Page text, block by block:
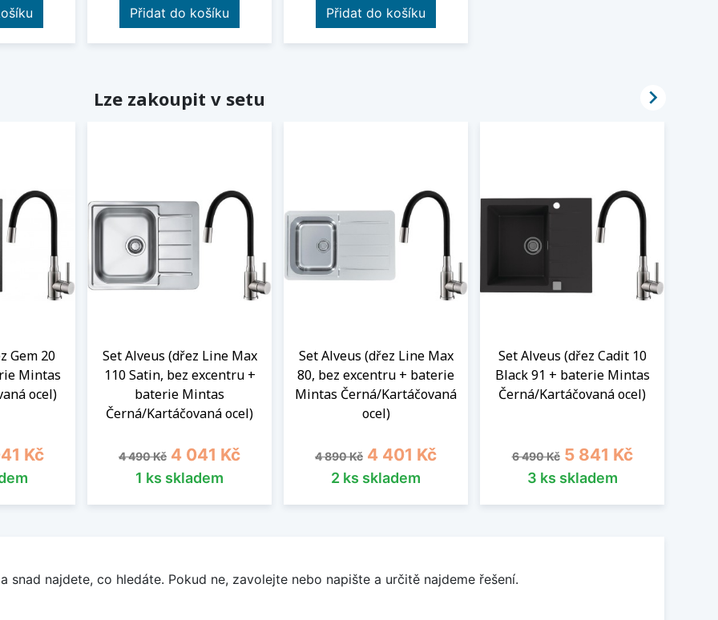
Přidat do košíku Přidat do košíku
Lze zakoupit v setu
Gem 20
Mintas
ocel)
Kč
Set Alveus (dřez Line Max
110 Satin, bez excentru +
baterie Mintas
Černá/Kartáčovaná ocel)
Běžná cena
4 490 Kč Cena
4 041 Kč
1 ks skladem
Set Alveus (dřez Line Max
80, bez excentru + baterie
Mintas Černá/Kartáčovaná
ocel)
Běžná cena
4 890 Kč Cena
4 401 Kč
2 ks skladem
Set Alveus (dřez Cadit 10
Black 91 + baterie Mintas
Černá/Kartáčovaná ocel)
Běžná cena
6 490 Kč Cena
5 841 Kč
3 ks skladem

snad najdete, co hledáte. Pokud ne, zavolejte nebo napište a určitě najdeme řešení.